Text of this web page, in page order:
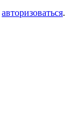
авторизоваться.